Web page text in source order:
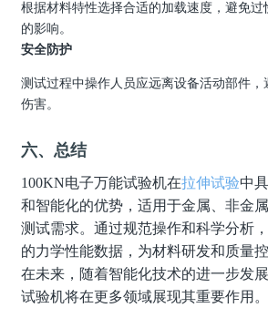
根据材料特性选择合适的加载速度，避免
的影响。
安全防护
测试过程中操作人员应远离设备活动部件
伤害。
六、总结
100KN电子万能试验机在拉伸试验中
和智能化的优势，适用于金属、非金
测试需求。通过规范操作和科学分析
的力学性能数据，为材料研发和质量
在未来，随着智能化技术的进一步发
试验机将在更多领域展现其重要作用。